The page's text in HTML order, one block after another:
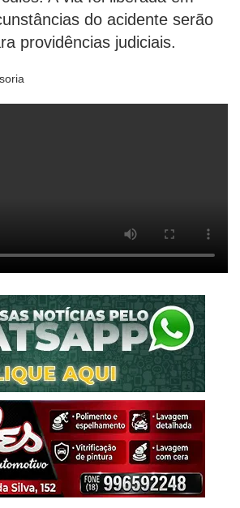
do acidente serão
providências judiciais.